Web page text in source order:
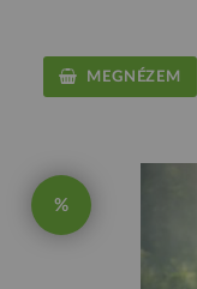
MEGNÉZEM
%